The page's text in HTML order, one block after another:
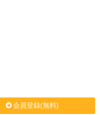
会員登録(無料)